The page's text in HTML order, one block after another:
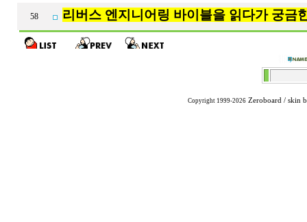
58 리버스 엔지니어링 바이블을 읽다가 궁금
Copyright 1999-2026 Zeroboard / skin